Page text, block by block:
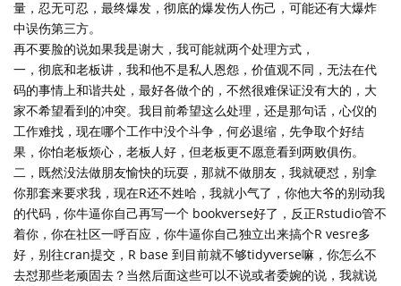
量，忍无可忍，最终爆发，彻底的爆发伤人伤己，可能还有大爆炸
中误伤第三方。
再不要脸的说如果我是谢大，我可能就两个处理方式，
一，彻底和老板讲，我和他不是私人恩怨，价值观不同，无法在代
码的事情上和谐共处，最好各做个的，不然很难保证没有大的，大
家不希望看到的冲突。我目前希望这么处理，还是那句话，心仪的
工作难找，现在哪个工作中没个斗争，何必退缩，先争取个好结
果，你怕老板烦心，老板人好，但老板更不愿意看到两败俱伤。
二，既然没法做朋友愉快的玩耍，那就不做朋友，我就硬怼，别拿
你那套来要求我，现在R还不姓哈，我就小气了，你他大爷的别动我
的代码，你牛逼你自己再写一个 bookverse好了，反正Rstudio管不
着你，你在社区一呼百应，你牛逼你自己独立出来搞个R vesre多
好，别往cran提交，R base 到目前就不够tidyverse嘛，你怎么不
去怼那些老顽固去？当然后面这些可以不说或者委婉的说，我就说